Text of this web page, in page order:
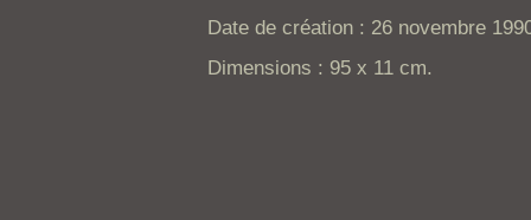
Date de création : 26 novembre
Dimensions : 95 x 11 cm.